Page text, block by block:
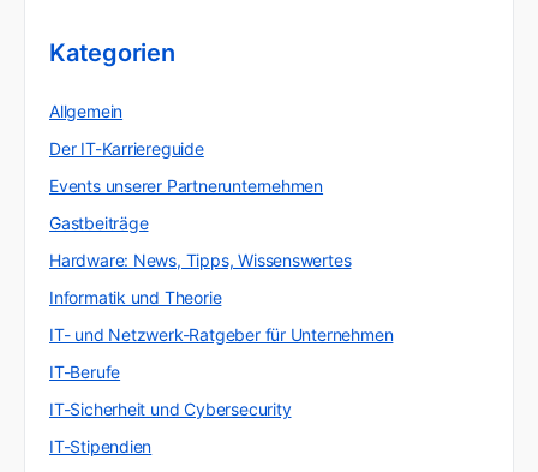
Kategorien
Allgemein
Der IT-Karriereguide
Events unserer Partnerunternehmen
Gastbeiträge
Hardware: News, Tipps, Wissenswertes
Informatik und Theorie
IT- und Netzwerk-Ratgeber für Unternehmen
IT-Berufe
IT-Sicherheit und Cybersecurity
IT-Stipendien